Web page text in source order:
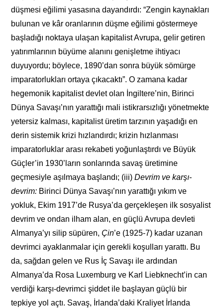
düşmesi eğilimi yasasına dayandırdı: “Zengin kaynakları
bulunan ve kâr oranlarının düşme eğilimi göstermeye
başladığı noktaya ulaşan kapitalist Avrupa, gelir getiren
yatırımlarının büyüme alanını genişletme ihtiyacı
duyuyordu; böylece, 1890’dan sonra büyük sömürge
imparatorlukları ortaya çıkacaktı”. O zamana kadar
hegemonik kapitalist devlet olan İngiltere’nin, Birinci
Dünya Savaşı’nın yarattığı mali istikrarsızlığı yönetmekte
yetersiz kalması, kapitalist üretim tarzının yaşadığı en
derin sistemik krizi hızlandırdı; krizin hızlanması
imparatorluklar arası rekabeti yoğunlaştırdı ve Büyük
Güçler’in 1930’ların sonlarında savaş üretimine
geçmesiyle aşılmaya başlandı; (iii)Devrim ve karşı-
devrim: Birinci Dünya Savaşı’nın yarattığı yıkım ve
yokluk, Ekim 1917’de Rusya’da gerçekleşen ilk sosyalist
devrim ve ondan ilham alan, en güçlü Avrupa devleti
Almanya’yı silip süpüren, Çin’e (1925-7) kadar uzanan
devrimci ayaklanmalar için gerekli koşulları yarattı. Bu
da, sağdan gelen ve Rus İç Savaşı ile ardından
Almanya’da Rosa Luxemburg ve Karl Liebknecht’in can
verdiği karşı-devrimci şiddet ile başlayan güçlü bir
tepkiye yol açtı. Savaş, İrlanda’daki Kraliyet İrlanda